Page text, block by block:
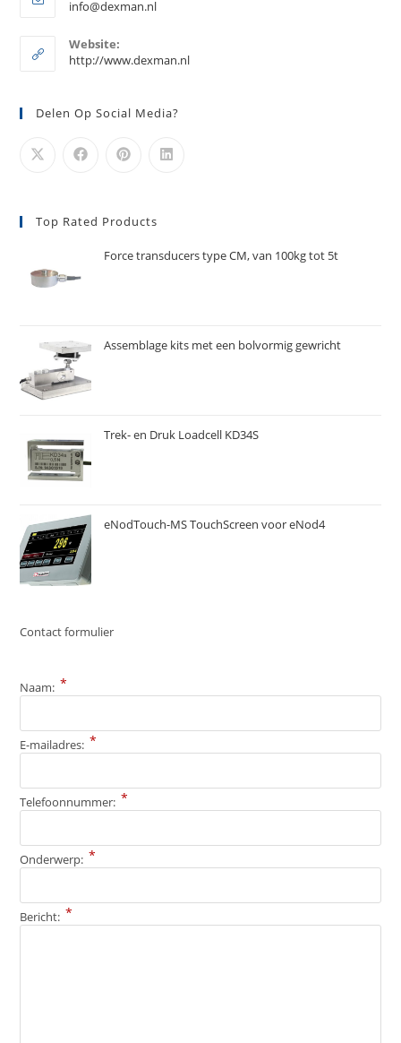
je
toepassing
info@dexman.nlOpent
toepassing
Website:
http://www.dexman.nl
Delen Op Social Media?
Top Rated Products
Force transducers type CM, van 100kg tot 5t
Assemblage kits met een bolvormig gewricht
Trek- en Druk Loadcell KD34S
eNodTouch-MS TouchScreen voor eNod4
Contact formulier
Naam: *
E-mailadres: *
Telefoonnummer: *
Onderwerp: *
Bericht: *